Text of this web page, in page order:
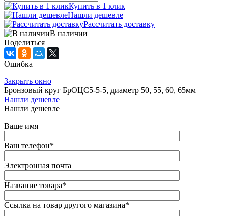
Купить в 1 клик
Нашли дешевле
Рассчитать доставку
В наличии
Поделиться
Ошибка
Закрыть окно
Бронзовый круг БрОЦС5-5-5, диаметр 50, 55, 60, 65мм
Нашли дешевле
Нашли дешевле
Ваше имя
Ваш телефон*
Электронная почта
Название товара*
Ссылка на товар другого магазина*